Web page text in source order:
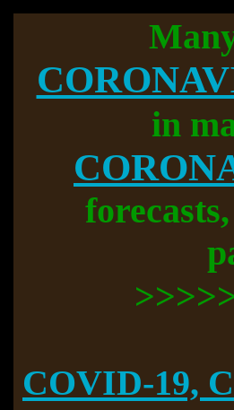
in
COVID-19,